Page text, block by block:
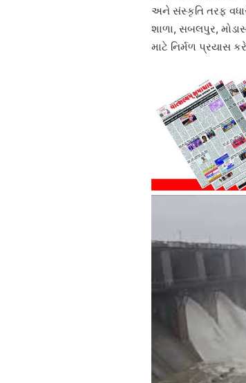
અને સંસ્કૃતિ તરફ
શાળા, સબલપુર,
માટે નિર્મળ પ્રયાસ